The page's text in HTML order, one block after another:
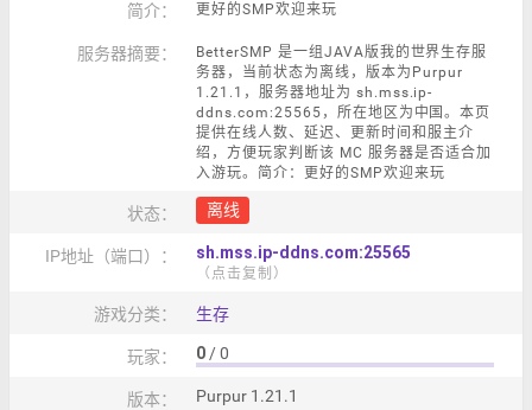
简介： 更好的SMP欢迎来玩
服务器摘要：
BetterSMP 是一组JAVA版我的世界生存服
务器，当前状态为离线，版本为Purpur
1.21.1，服务器地址为 sh.mss.ip-
ddns.com:25565，所在地区为中国。本页
提供在线人数、延迟、更新时间和服主介
绍，方便玩家判断该 MC 服务器是否适合加
入游玩。简介：更好的SMP欢迎来玩
状态： 离线
IP地址（端口）： sh.mss.ip-ddns.com:25565
（点击复制）
游戏分类： 生存
玩家： 0 / 0
版本： Purpur 1.21.1